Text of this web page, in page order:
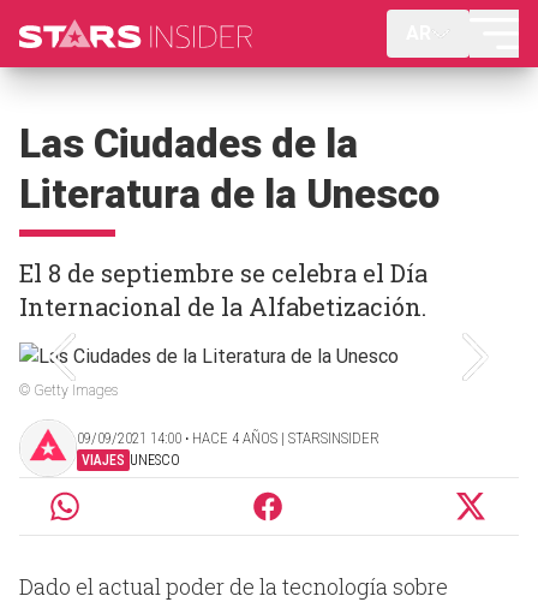
Las Ciudades de la
Literatura de la Unesco
El 8 de septiembre se celebra el Día
Internacional de la Alfabetización.
© Getty Images
09/09/2021 14:00 ‧ HACE 4 AÑOS | STARSINSIDER
VIAJES UNESCO
Dado el actual poder de la tecnología sobre